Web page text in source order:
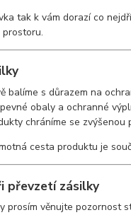
tak k vám dorazí co
balíme s důrazem na
obaly a ochranné
chráníme se zvýšenou
cesta produktu je
převzetí zásilky
prosím věnujte pozornost